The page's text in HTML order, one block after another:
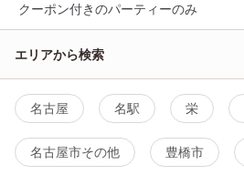
クーポン付きのパーティーのみ
エリアから検索
名古屋 名駅 栄
名古屋市その他 豊橋市